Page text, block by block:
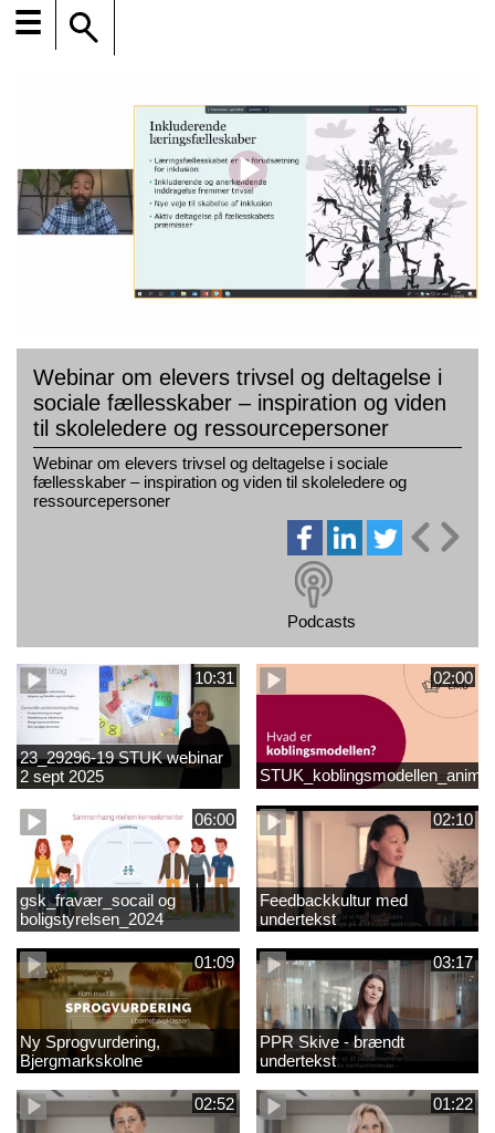
☰
Webinar om elevers trivsel og deltagelse i
sociale fællesskaber – inspiration og viden
til skoleledere og ressourcepersoner
Webinar om elevers trivsel og deltagelse i sociale
fællesskaber – inspiration og viden til skoleledere og
ressourcepersoner
Podcasts
10:31
23_29296-19 STUK webinar
2 sept 2025
1889337_1_1.MP4
02:00
06:00
gsk_fravær_socail og
boligstyrelsen_2024
02:10
Feedbackkultur med
undertekst
01:09
Ny Sprogvurdering,
Bjergmarkskolne
03:17
PPR Skive - brændt
undertekst
02:52 01:22